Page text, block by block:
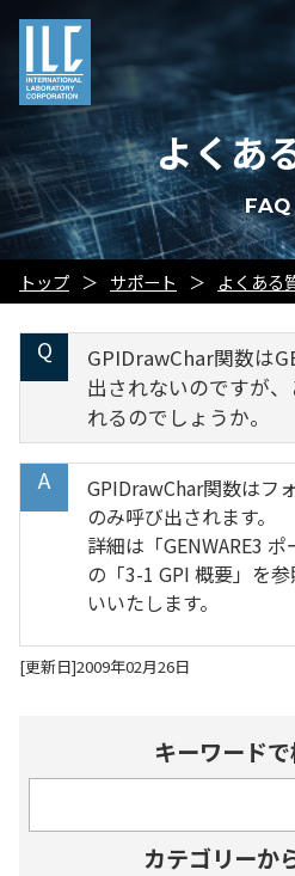
よくあ
FAQ
トップ サポート よくある
GPIDrawChar関数は
出されないのですが
れるのでしょうか。
GPIDrawChar関数はフ
のみ呼び出されます。
詳細は「GENWARE3
の「3-1 GPI 概要」を
いいたします。
[更新日]2009年02月26日
キーワード
カテゴリーか